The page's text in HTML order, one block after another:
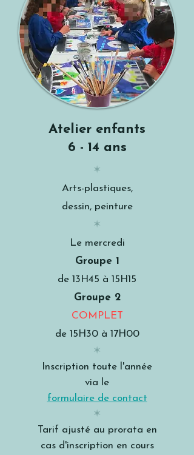
Atelier enfants
6 - 14 ans
✶
Arts-plastiques,
dessin, peinture
✶
Le mercredi
Groupe 1
de 13H45 à 15H15
Groupe 2
COMPLET
de 15H30 à 17H00
✶
Inscription toute l'année
via le
formulaire de contact
✶
Tarif ajusté au prorata en
cas d'inscription en cours